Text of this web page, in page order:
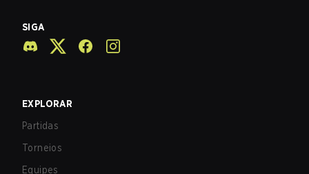
SIGA
EXPLORAR
Partidas
Torneios
Equipes